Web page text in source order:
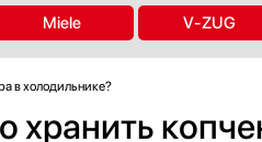
Miele V-ZUG
в холодильнике?
хранить